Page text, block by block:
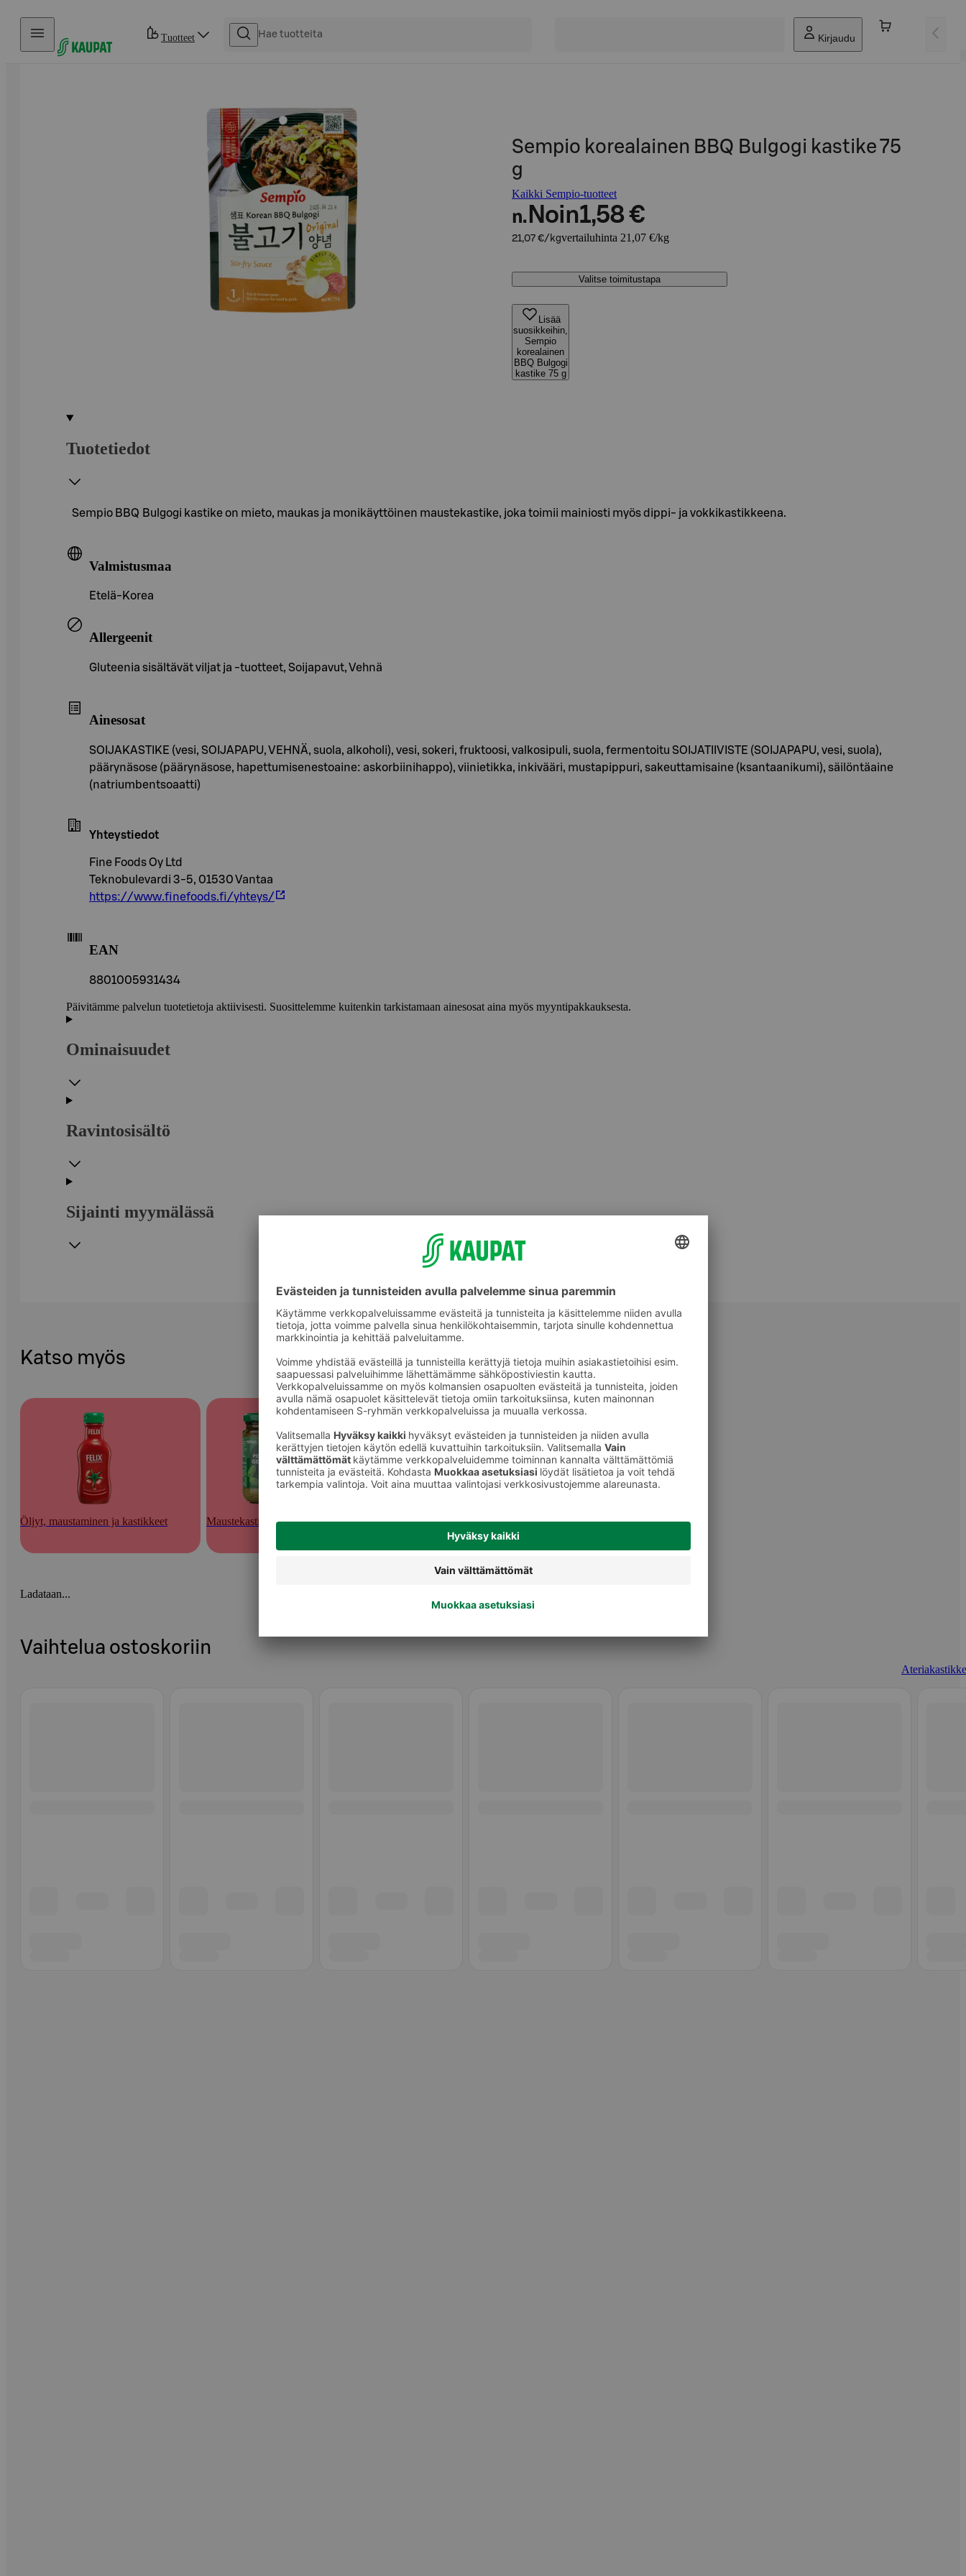
Hyppää sisältöön
Tuotteet Kirjaudu
Sempio korealainen BBQ Bulgogi kastike 75
g
Kaikki Sempio-tuotteet
n. Noin1,58 €
21,07 €/kgvertailuhinta 21,07 €/kg
Valitse toimitustapa
Lisää
suosikkeihin,
Sempio
korealainen
BBQ Bulgogi
kastike 75 g
Tuotetiedot
Sempio BBQ Bulgogi kastike on mieto, maukas ja monikäyttöinen maustekastike, joka toimii mainiosti myös dippi- ja vokkikastikkeena.
Valmistusmaa
Etelä-Korea
Allergeenit
Gluteenia sisältävät viljat ja -tuotteet, Soijapavut, Vehnä
Ainesosat
SOIJAKASTIKE (vesi, SOIJAPAPU, VEHNÄ, suola, alkoholi), vesi, sokeri, fruktoosi, valkosipuli, suola, fermentoitu SOIJATIIVISTE (SOIJAPAPU, vesi, suola),
päärynäsose (päärynäsose, hapettumisenestoaine: askorbiinihappo), viinietikka, inkivääri, mustapippuri, sakeuttamisaine (ksantaanikumi), säilöntäaine
(natriumbentsoaatti)
Yhteystiedot
Fine Foods Oy Ltd
Teknobulevardi 3-5, 01530 Vantaa
https://www.finefoods.fi/yhteys/
EAN
8801005931434
Päivitämme palvelun tuotetietoja aktiivisesti. Suosittelemme kuitenkin tarkistamaan ainesosat aina myös myyntipakkauksesta.
Ominaisuudet
Ravintosisältö
Sijainti myymälässä
Katso myös
Öljyt, maustaminen ja kastikkeet Maustekastikkeet ja tahnat Ateriakastikkeet
Ladataan...
Vaihtelua ostoskoriin